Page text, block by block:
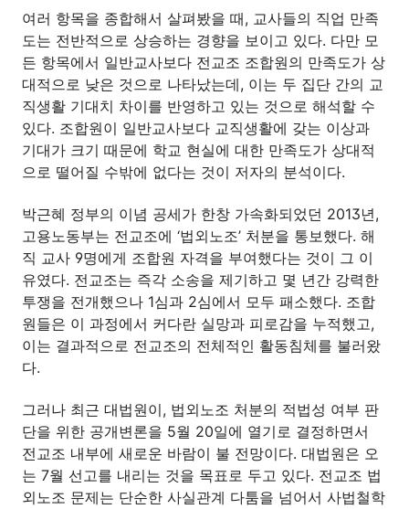
여러 항목을 종합해서 살펴봤을 때, 교사들의 직업 만족
도는 전반적으로 상승하는 경향을 보이고 있다. 다만 모
든 항목에서 일반교사보다 전교조 조합원의 만족도가 상
대적으로 낮은 것으로 나타났는데, 이는 두 집단 간의 교
직생활 기대치 차이를 반영하고 있는 것으로 해석할 수
있다. 조합원이 일반교사보다 교직생활에 갖는 이상과
기대가 크기 때문에 학교 현실에 대한 만족도가 상대적
으로 떨어질 수밖에 없다는 것이 저자의 분석이다.
박근혜 정부의 이념 공세가 한창 가속화되었던 2013년,
고용노동부는 전교조에 ‘법외노조’ 처분을 통보했다. 해
직 교사 9명에게 조합원 자격을 부여했다는 것이 그 이
유였다. 전교조는 즉각 소송을 제기하고 몇 년간 강력한
투쟁을 전개했으나 1심과 2심에서 모두 패소했다. 조합
원들은 이 과정에서 커다란 실망과 피로감을 누적했고,
이는 결과적으로 전교조의 전체적인 활동침체를 불러왔
다.
그러나 최근 대법원이, 법외노조 처분의 적법성 여부 판
단을 위한 공개변론을 5월 20일에 열기로 결정하면서
전교조 내부에 새로운 바람이 불 전망이다. 대법원은 오
는 7월 선고를 내리는 것을 목표로 두고 있다. 전교조 법
외노조 문제는 단순한 사실관계 다툼을 넘어서 사법철학